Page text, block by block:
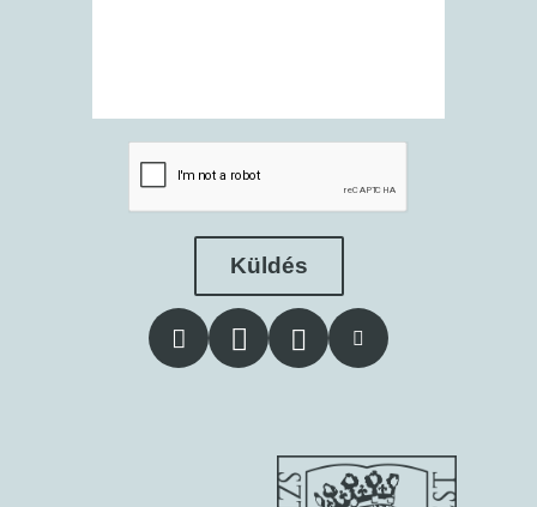
Küldés